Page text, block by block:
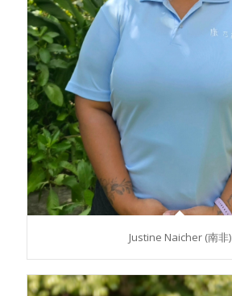
Justine Naicher (南非)